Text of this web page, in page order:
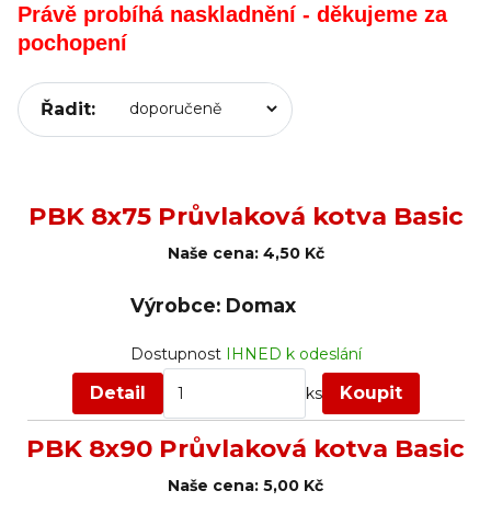
Právě probíhá naskladnění - děkujeme za
pochopení
Řadit:
PBK 8x75 Průvlaková kotva Basic
Naše cena:4,50 Kč
Výrobce: Domax
DostupnostIHNED k odeslání
Detail ks Koupit
PBK 8x90 Průvlaková kotva Basic
Naše cena: 5,00 Kč